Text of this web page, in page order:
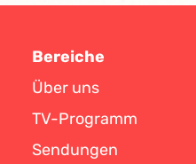
Bereiche
Über uns
TV-Programm
Sendungen